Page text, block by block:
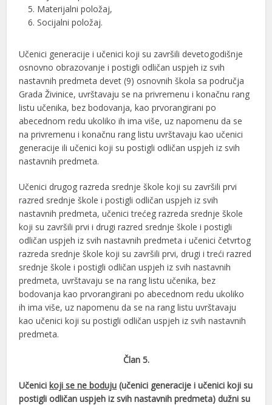
Materijalni položaj,
Socijalni položaj.
Učenici generacije i učenici koji su završili devetogodišnje
osnovno obrazovanje i postigli odličan uspjeh iz svih
nastavnih predmeta devet (9) osnovnih škola sa područja
Grada Živinice, uvrštavaju se na privremenu i konačnu rang
listu učenika, bez bodovanja, kao prvorangirani po
abecednom redu ukoliko ih ima više, uz napomenu da se
na privremenu i konačnu rang listu uvrštavaju kao učenici
generacije ili učenici koji su postigli odličan uspjeh iz svih
nastavnih predmeta.
Učenici drugog razreda srednje škole koji su završili prvi
razred srednje škole i postigli odličan uspjeh iz svih
nastavnih predmeta, učenici trećeg razreda srednje škole
koji su završili prvi i drugi razred srednje škole i postigli
odličan uspjeh iz svih nastavnih predmeta i učenici četvrtog
razreda srednje škole koji su završili prvi, drugi i treći razred
srednje škole i postigli odličan uspjeh iz svih nastavnih
predmeta, uvrštavaju se na rang listu učenika, bez
bodovanja kao prvorangirani po abecednom redu ukoliko
ih ima više, uz napomenu da se na rang listu uvrštavaju
kao učenici koji su postigli odličan uspjeh iz svih nastavnih
predmeta.
Član 5.
Učenicikoji se ne boduju (učenici generacije i učenici koji su
postigli odličan uspjeh iz svih nastavnih predmeta) dužni su